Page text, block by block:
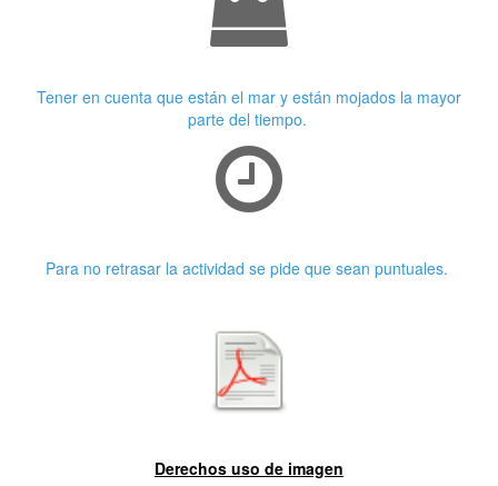
Tener en cuenta que están el mar y están mojados la mayor
parte del tiempo.
Para no retrasar la actividad se pide que sean puntuales.
Derechos uso de imagen